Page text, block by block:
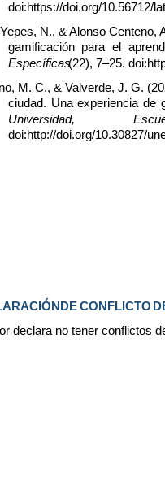
doi:https://doi.org/10.56712/
N., & Alonso Centeno,
gamificación para el
Específicas(22), 7–25.
M. C., & Valverde, J. G.
ciudad. Una experiencia de
Universidad,
doi:http://doi.org/10.30827/
DE CONFLICTO
declara no tener conflictos